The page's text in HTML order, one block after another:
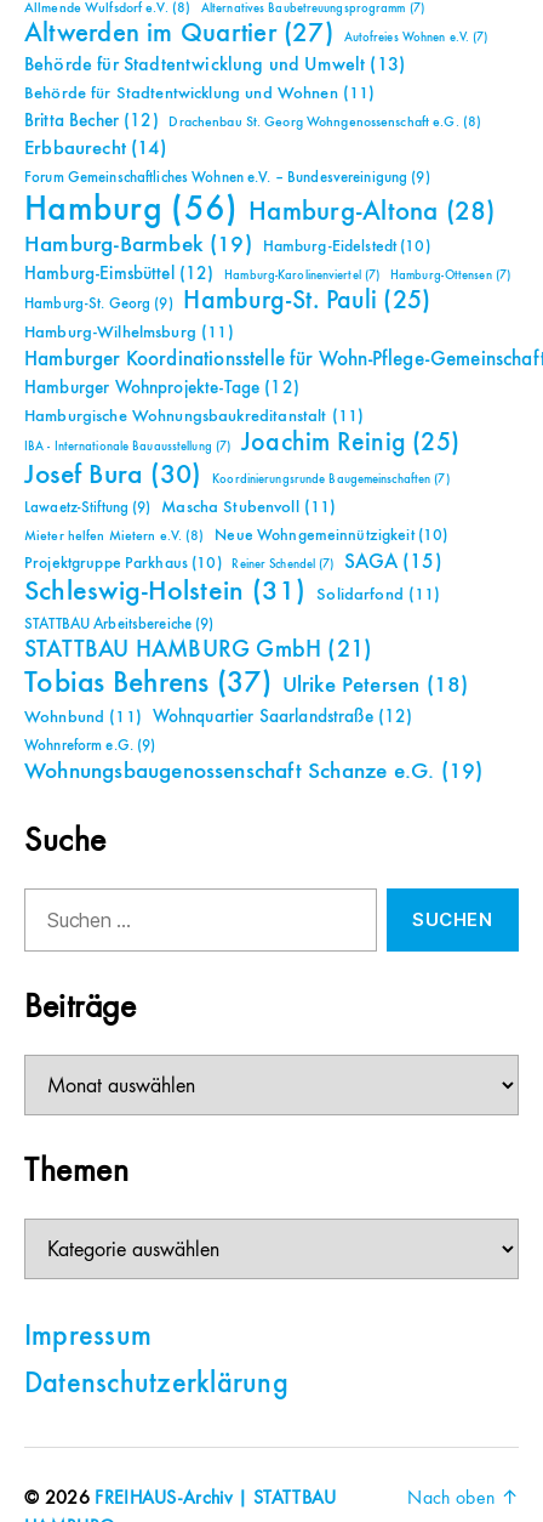
Allmende Wulfsdorf e.V. (8) Alternatives Baubetreuungsprogramm (7)
Altwerden im Quartier(27) Autofreies Wohnen e.V. (7)
Behörde für Stadtentwicklung und Umwelt (13)
Behörde für Stadtentwicklung und Wohnen(11)
Britta Becher(12) Drachenbau St. Georg Wohngenossenschaft e.G. (8)
Erbbaurecht(14)
Forum Gemeinschaftliches Wohnen e.V. – Bundesvereinigung (9)
Hamburg (56) Hamburg-Altona (28)
Hamburg-Barmbek(19) Hamburg-Eidelstedt(10)
Hamburg-Eimsbüttel (12) Hamburg-Karolinenviertel (7) Hamburg-Ottensen(7)
Hamburg-St. Georg (9) Hamburg-St. Pauli (25)
Hamburg-Wilhelmsburg (11)
Hamburger Koordinationsstelle für Wohn-Pflege-
Hamburger Wohnprojekte-Tage (12)
Hamburgische Wohnungsbaukreditanstalt (11)
IBA - Internationale Bauausstellung (7) Joachim Reinig (25)
Josef Bura (30) Koordinierungsrunde Baugemeinschaften (7)
Lawaetz-Stiftung (9) Mascha Stubenvoll (11)
Mieter helfen Mietern e.V. (8) Neue Wohngemeinnützigkeit(10)
Projektgruppe Parkhaus (10) Reiner Schendel (7) SAGA(15)
Schleswig-Holstein (31) Solidarfond (11)
STATTBAU Arbeitsbereiche (9)
STATTBAU HAMBURG GmbH (21)
Tobias Behrens (37) Ulrike Petersen (18)
Wohnbund (11) Wohnquartier Saarlandstraße(12)
Wohnreform e.G.(9)
Wohnungsbaugenossenschaft Schanze e.G. (19)
Suche
nach:
Beiträge
Themen
Impressum
Datenschutzerklärung
© 2026 FREIHAUS-Archiv | STATTBAU
Nach oben ↑